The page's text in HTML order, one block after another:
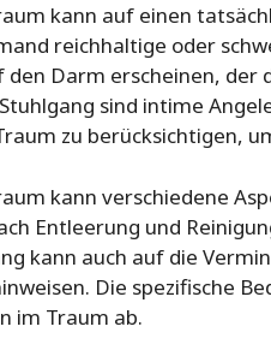
kann auf einen
reichhaltige oder
den Darm erscheinen,
sind intime
zu berücksichtigen,
kann verschiedene
Entleerung und
kann auch auf die
Die spezifische
im Traum ab.